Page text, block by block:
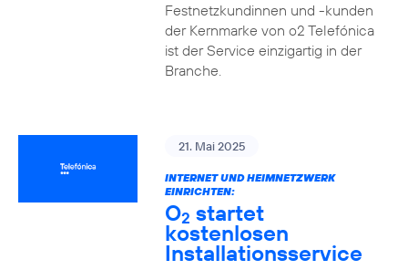
Festnetzkundinnen und -kunden
der Kernmarke von o2 Telefónica
ist der Service einzigartig in der
Branche.
21. Mai 2025
INTERNET UND HEIMNETZWERK
EINRICHTEN:
O2 startet
kostenlosen
Installationsservice